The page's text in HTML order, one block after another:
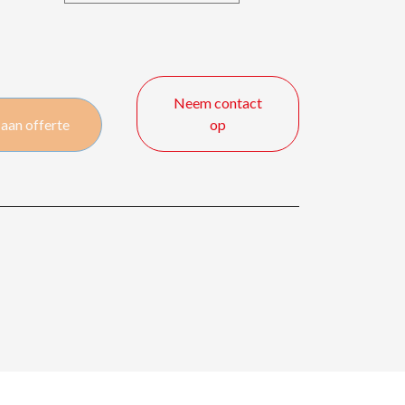
offerte
Neem contact
op